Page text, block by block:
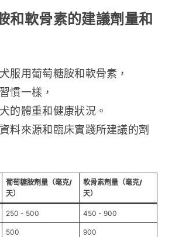
和軟骨素的建議劑量和
服用葡萄糖胺和軟骨素，
慣一樣，
的體重和健康狀況。
料來源和臨床實踐所建議的劑
葡萄糖胺劑量（毫克/
天）
軟骨素劑量（毫克/
天）
250 - 500 450 - 900
500 900